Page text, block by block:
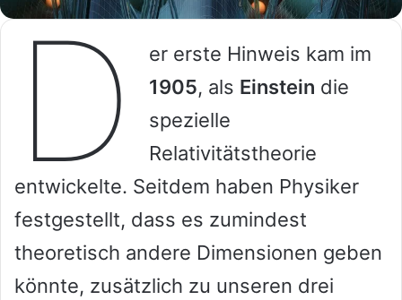
D
er erste Hinweis kam im
1905, als Einstein die
spezielle
Relativitätstheorie
entwickelte. Seitdem haben Physiker
festgestellt, dass es zumindest
theoretisch andere Dimensionen geben
könnte, zusätzlich zu unseren drei